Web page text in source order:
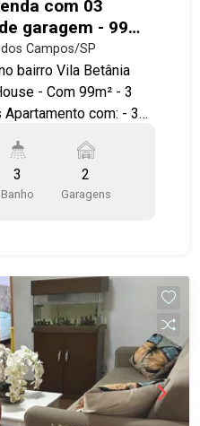
apartamento pode ser seu Agende sua visita!!
com 03
garagem - 99m²
Campos/SP
bairro Vila Betânia
- 3
- varanda
- cozinha estilo
- Biblioteca
Condomínio
- Portaria 24
- Acesso para
e portão
para visitantes -
3
Banho
2
Garagens